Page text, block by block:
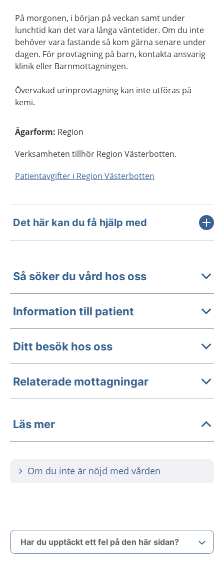
På morgonen, i början på veckan samt under
lunchtid kan det vara långa väntetider. Om du inte
behöver vara fastande så kom gärna senare under
dagen. För provtagning på barn, kontakta ansvarig
klinik eller Barnmottagningen.
Övervakad urinprovtagning kan inte utföras på
kemi.
Ägarform: Region
Verksamheten tillhör Region Västerbotten.
Patientavgifter i Region Västerbotten
Det här kan du få hjälp med
Så söker du vård hos oss
Information till patient
Ditt besök hos oss
Relaterade mottagningar
Läs mer
Om du inte är nöjd med vården
Har du upptäckt ett fel på den här sidan?